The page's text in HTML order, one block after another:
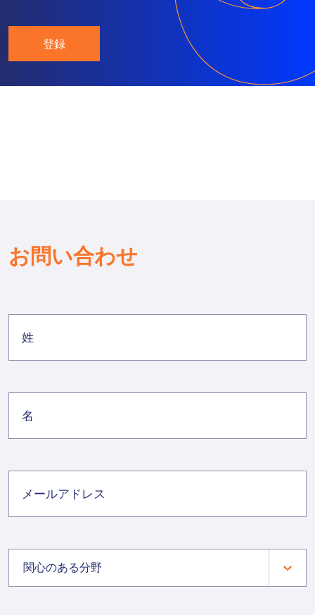
登録
お問い合わせ
関心のある分野